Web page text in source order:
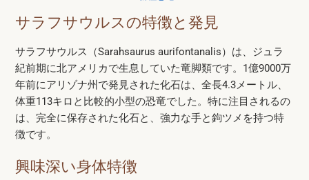
サラフサウルスの特徴と発見
サラフサウルス（Sarahsaurus aurifontanalis）は、ジュラ
紀前期に北アメリカで生息していた竜脚類です。1億9000万
年前にアリゾナ州で発見された化石は、全長4.3メートル、
体重113キロと比較的小型の恐竜でした。特に注目されるの
は、完全に保存された化石と、強力な手と鉤ツメを持つ特
徴です。
興味深い身体特徴